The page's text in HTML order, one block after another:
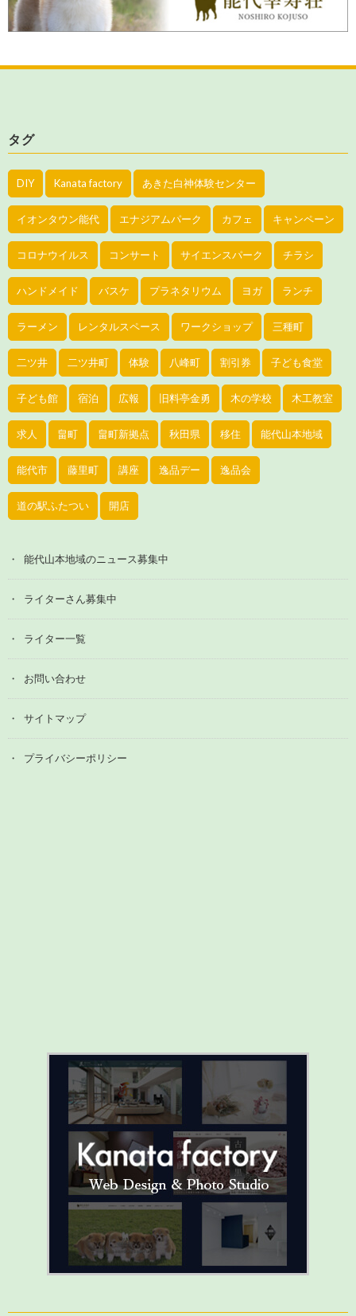
タグ
DIY Kanata factory あきた白神体験センター
イオンタウン能代 エナジアムパーク カフェ キャンペーン
コロナウイルス コンサート サイエンスパーク チラシ
ハンドメイド バスケ プラネタリウム ヨガ ランチ
ラーメン レンタルスペース ワークショップ 三種町
二ツ井 二ツ井町 体験 八峰町 割引券 子ども食堂
子ども館 宿泊 広報 旧料亭金勇 木の学校 木工教室
求人 畠町 畠町新拠点 秋田県 移住 能代山本地域
能代市 藤里町 講座 逸品デー 逸品会
道の駅ふたつい 開店
能代山本地域のニュース募集中
ライターさん募集中
ライター一覧
お問い合わせ
サイトマップ
プライバシーポリシー